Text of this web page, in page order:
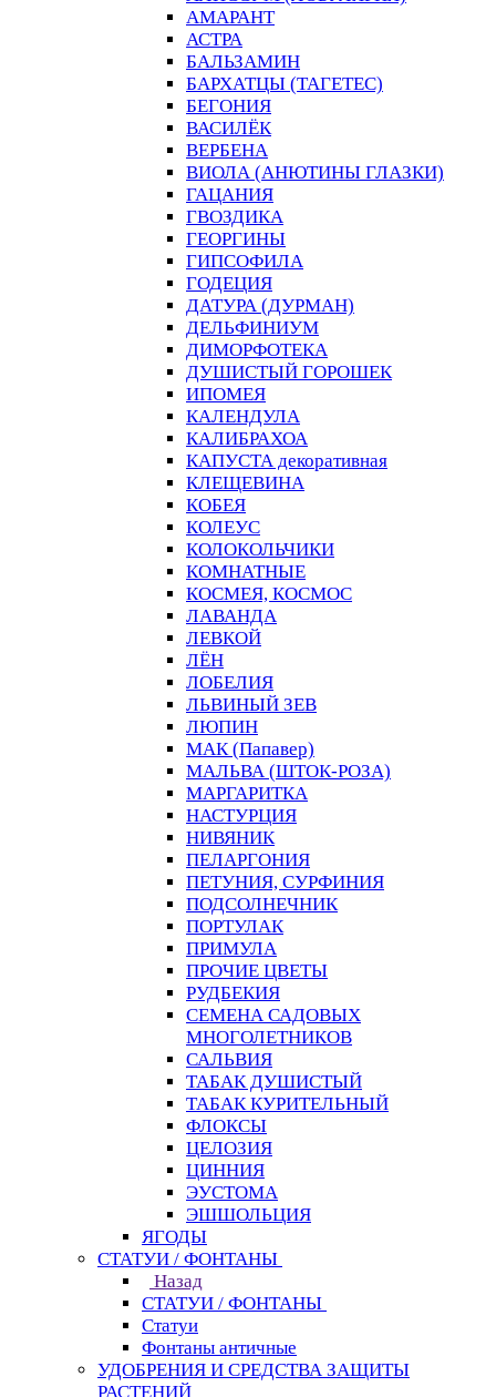
АМАРАНТ
АСТРА
БАЛЬЗАМИН
БАРХАТЦЫ (ТАГЕТЕС)
БЕГОНИЯ
ВАСИЛЁК
ВЕРБЕНА
ВИОЛА (АНЮТИНЫ ГЛАЗКИ)
ГАЦАНИЯ
ГВОЗДИКА
ГЕОРГИНЫ
ГИПСОФИЛА
ГОДЕЦИЯ
ДАТУРА (ДУРМАН)
ДЕЛЬФИНИУМ
ДИМОРФОТЕКА
ДУШИСТЫЙ ГОРОШЕК
ИПОМЕЯ
КАЛЕНДУЛА
КАЛИБРАХОА
КАПУСТА декоративная
КЛЕЩЕВИНА
КОБЕЯ
КОЛЕУС
КОЛОКОЛЬЧИКИ
КОМНАТНЫЕ
КОСМЕЯ, КОСМОС
ЛАВАНДА
ЛЕВКОЙ
ЛЁН
ЛОБЕЛИЯ
ЛЬВИНЫЙ ЗЕВ
ЛЮПИН
МАК (Папавер)
МАЛЬВА (ШТОК-РОЗА)
МАРГАРИТКА
НАСТУРЦИЯ
НИВЯНИК
ПЕЛАРГОНИЯ
ПЕТУНИЯ, СУРФИНИЯ
ПОДСОЛНЕЧНИК
ПОРТУЛАК
ПРИМУЛА
ПРОЧИЕ ЦВЕТЫ
РУДБЕКИЯ
СЕМЕНА САДОВЫХ
МНОГОЛЕТНИКОВ
САЛЬВИЯ
ТАБАК ДУШИСТЫЙ
ТАБАК КУРИТЕЛЬНЫЙ
ФЛОКСЫ
ЦЕЛОЗИЯ
ЦИННИЯ
ЭУСТОМА
ЭШШОЛЬЦИЯ
ЯГОДЫ
СТАТУИ / ФОНТАНЫ
Назад
СТАТУИ / ФОНТАНЫ
Статуи
Фонтаны античные
УДОБРЕНИЯ И СРЕДСТВА ЗАЩИТЫ
РАСТЕНИЙ